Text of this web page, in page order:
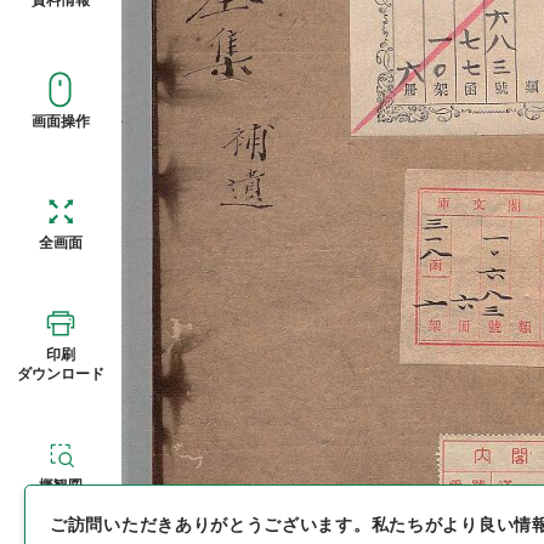
画面操作
全画面
印刷
ダウンロード
概観図
ご訪問いただきありがとうございます。 私たちがより良い情